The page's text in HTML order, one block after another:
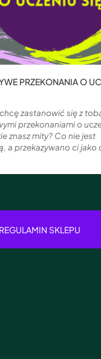
PRZEKONANIA O
zastanowić się z
przekonaniami o
znasz mity? Co nie jest
a przekazywano ci jako
REGULAMIN SKLEPU